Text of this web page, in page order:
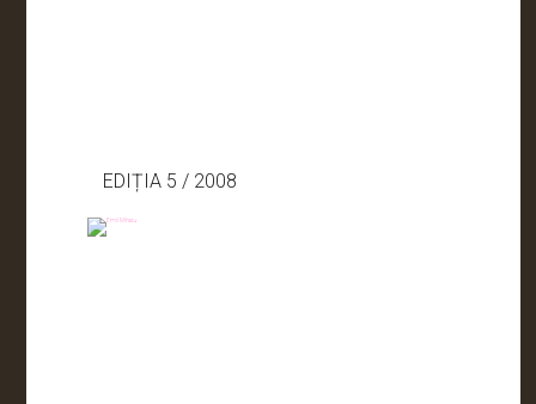
EDIȚIA 5 / 2008